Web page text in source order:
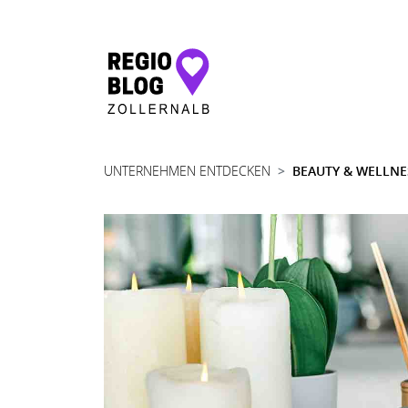
Hauptnavigation
UNTERNEHMEN ENTDECKEN BEAUTY &